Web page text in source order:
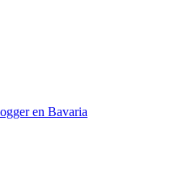
en Bavaria